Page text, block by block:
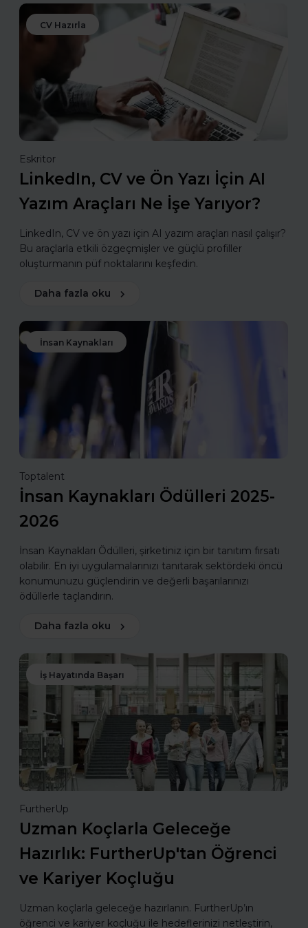
CV Hazırla
Eskritor
LinkedIn, CV ve Ön Yazı İçin AI
Yazım Araçları Ne İşe Yarıyor?
LinkedIn, CV ve ön yazı için AI yazım araçları nasıl çalışır?
Bu araçlarla etkili özgeçmişler ve güçlü profiller
oluşturmanın püf noktalarını keşfedin.
Daha fazla oku
İnsan Kaynakları
Toptalent
İnsan Kaynakları Ödülleri 2025-
2026
İnsan Kaynakları Ödülleri, şirketiniz için bir tanıtım fırsatı
olabilir. En iyi uygulamalarınızı tanıtarak sektördeki öncü
konumunuzu güçlendirin ve değerli başarılarınızı
ödüllerle taçlandırın.
Daha fazla oku
İş Hayatında Başarı
FurtherUp
Uzman Koçlarla Geleceğe
Hazırlık: FurtherUp'tan Öğrenci
ve Kariyer Koçluğu
Uzman koçlarla geleceğe hazırlanın. FurtherUp’ın
öğrenci ve kariyer koçluğu ile hedeflerinizi netleştirin,